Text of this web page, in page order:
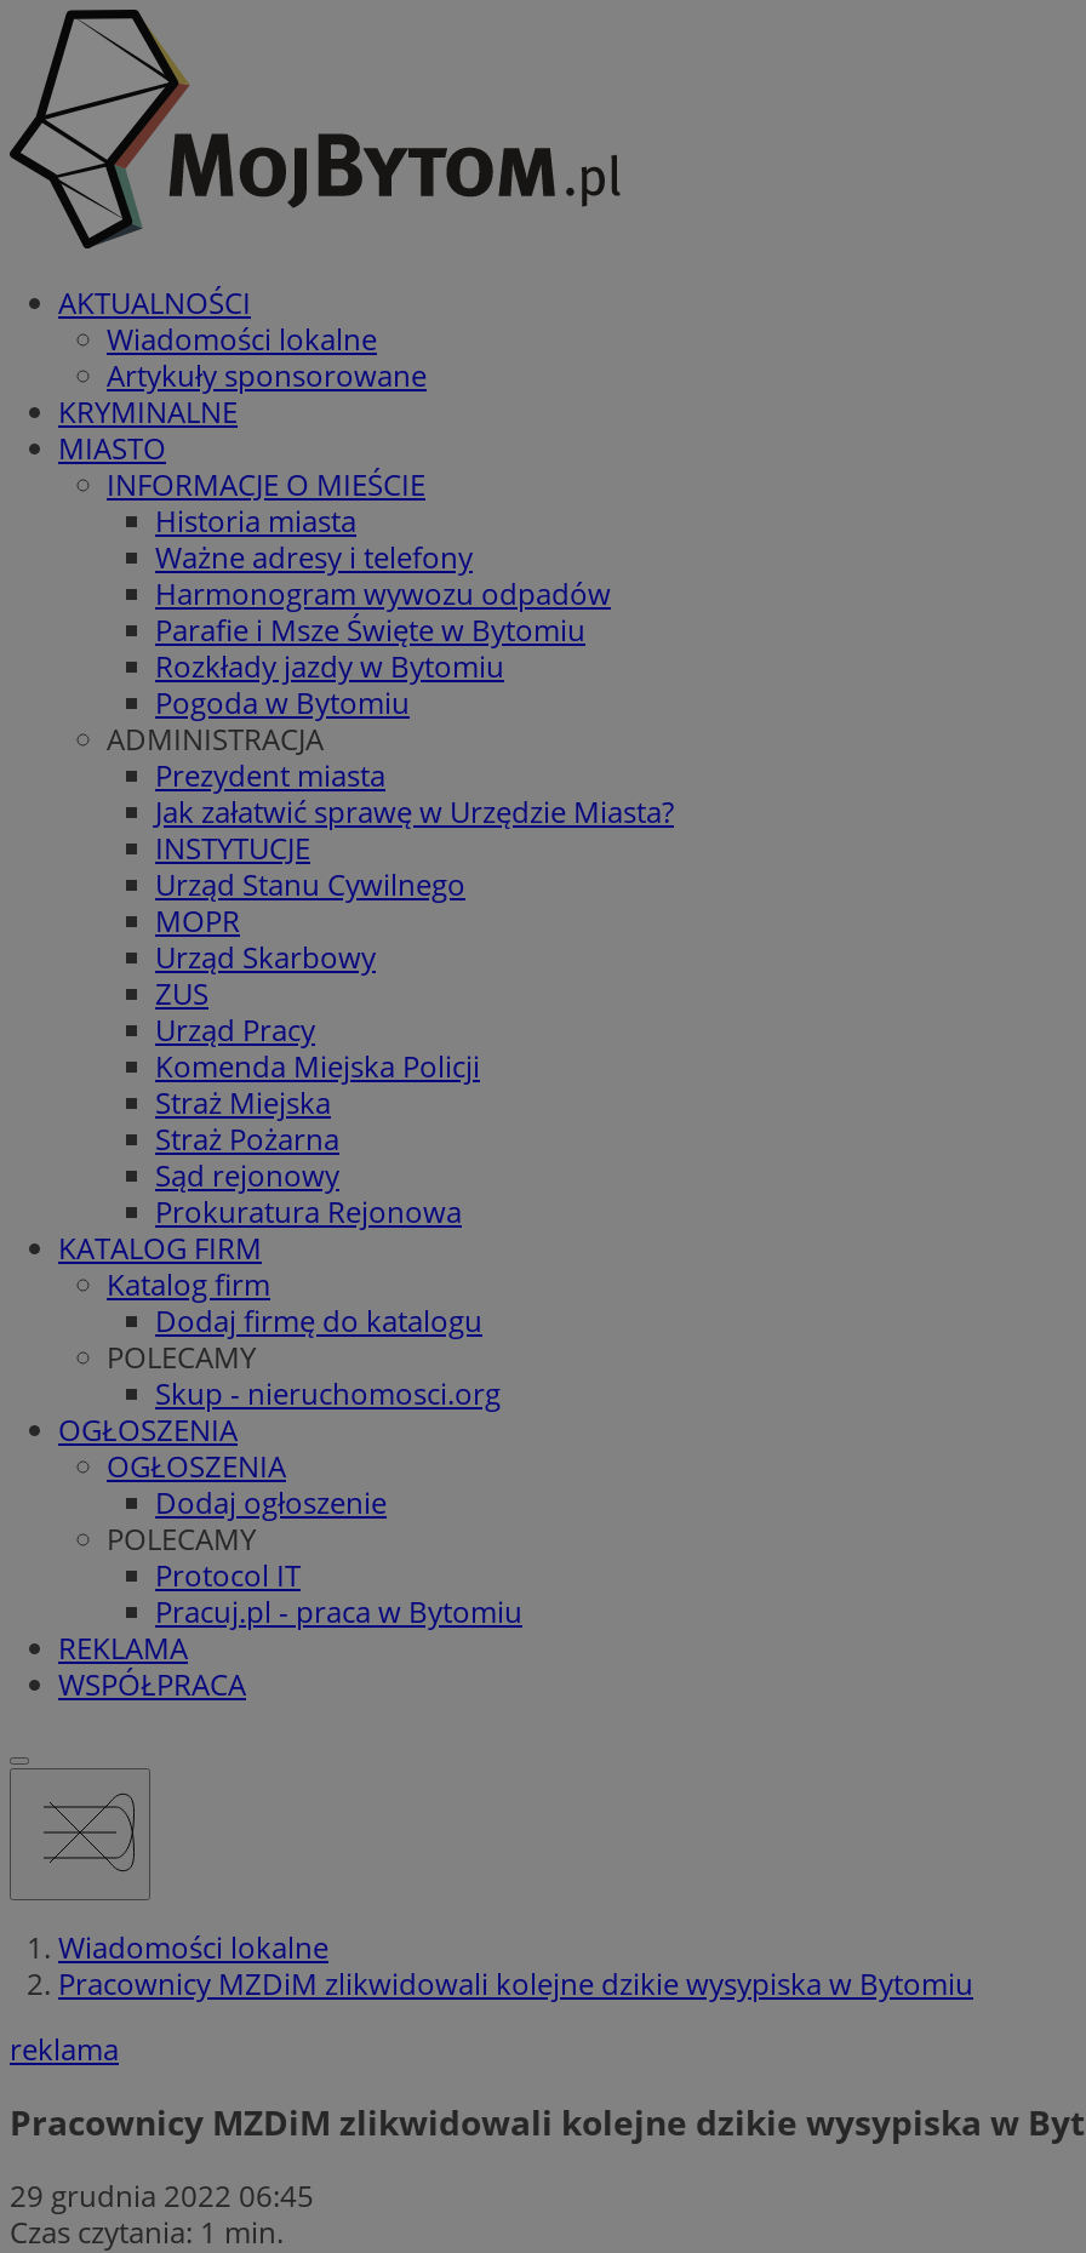
AKTUALNOŚCI
Wiadomości lokalne
Artykuły sponsorowane
KRYMINALNE
MIASTO
INFORMACJE O MIEŚCIE
Historia miasta
Ważne adresy i telefony
Harmonogram wywozu odpadów
Parafie i Msze Święte w Bytomiu
Rozkłady jazdy w Bytomiu
Pogoda w Bytomiu
ADMINISTRACJA
Prezydent miasta
Jak załatwić sprawę w Urzędzie Miasta?
INSTYTUCJE
Urząd Stanu Cywilnego
MOPR
Urząd Skarbowy
ZUS
Urząd Pracy
Komenda Miejska Policji
Straż Miejska
Straż Pożarna
Sąd rejonowy
Prokuratura Rejonowa
KATALOG FIRM
Katalog firm
Dodaj firmę do katalogu
POLECAMY
Skup - nieruchomosci.org
OGŁOSZENIA
OGŁOSZENIA
Dodaj ogłoszenie
POLECAMY
Protocol IT
Pracuj.pl - praca w Bytomiu
REKLAMA
WSPÓŁPRACA
Wiadomości lokalne
Pracownicy MZDiM zlikwidowali kolejne dzikie wysypiska w Bytomiu
reklama
Pracownicy MZDiM zlikwidowali kolejne dzikie wysypiska w
29 grudnia 2022 06:45
Czas czytania: 1 min.